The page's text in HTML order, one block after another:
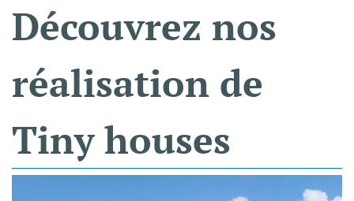
Découvrez nos
réalisation de
Tiny houses